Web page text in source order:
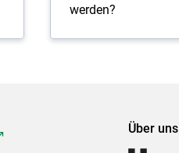
werden?
Über uns